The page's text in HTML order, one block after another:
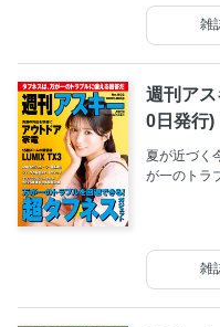
ガ的な視点
愛着、背
ンルを縦
雑
週刊ア
0日発行)
夏が近づく
が一のトラ
雑